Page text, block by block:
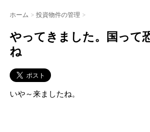
ホーム > 投資物件の管理 >
やってきました。国って
ね
いや～来ましたね。